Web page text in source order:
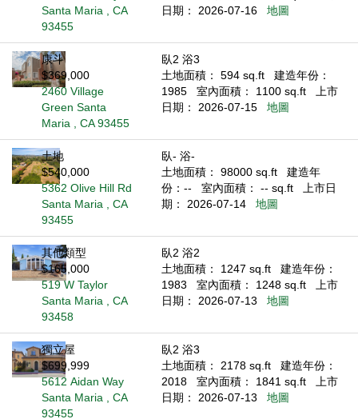
Santa Maria , CA
93455
日期： 2026-07-16
地圖
康斗
$369,000
2460 Village
Green Santa
Maria , CA 93455
臥2 浴3
土地面積： 594 sq.ft
建造年份：
1985
室內面積： 1100 sq.ft
上市
日期： 2026-07-15
地圖
土地
$540,000
5362 Olive Hill Rd
Santa Maria , CA
93455
臥- 浴-
土地面積： 98000 sq.ft
建造年
份：--
室內面積： -- sq.ft
上市日
期： 2026-07-14
地圖
其他類型
$165,000
519 W Taylor
Santa Maria , CA
93458
臥2 浴2
土地面積： 1247 sq.ft
建造年份：
1983
室內面積： 1248 sq.ft
上市
日期： 2026-07-13
地圖
獨立屋
$699,999
5612 Aidan Way
Santa Maria , CA
93455
臥2 浴3
土地面積： 2178 sq.ft
建造年份：
2018
室內面積： 1841 sq.ft
上市
日期： 2026-07-13
地圖